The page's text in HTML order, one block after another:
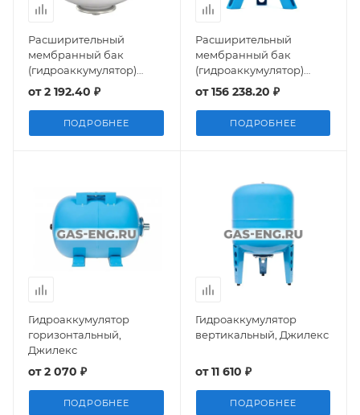
Расширительный
мембранный бак
(гидроаккумулятор)
Airfix R 8-25, 10 бар,
Flamco
от2 192.40 ₽
ПОДРОБНЕЕ
Расширительный
мембранный бак
(гидроаккумулятор)
WAV, Wester
от156 238.20 ₽
ПОДРОБНЕЕ
Гидроаккумулятор
горизонтальный,
Джилекс
от2 070 ₽
ПОДРОБНЕЕ
Гидроаккумулятор
вертикальный, Джилекс
от11 610 ₽
ПОДРОБНЕЕ